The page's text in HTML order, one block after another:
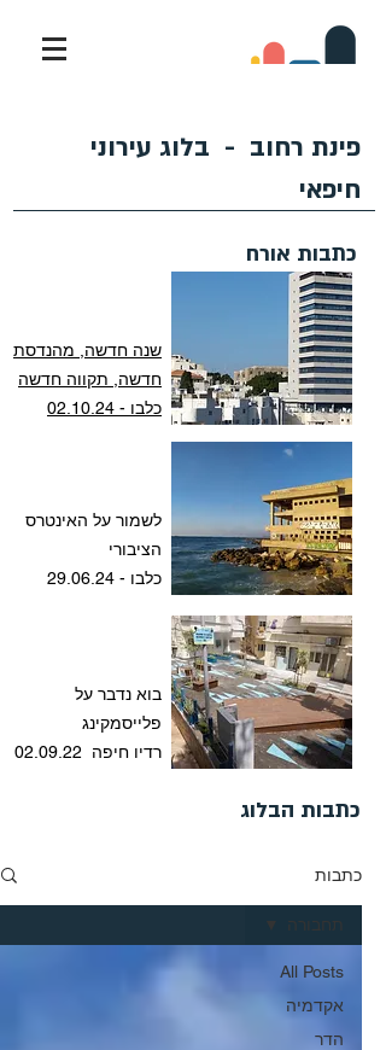
פינת רחוב - בלוג עירוני
חיפאי
כתבות אורח
שנה חדשה, מהנדסת
חדשה, תקווה חדשה
כלבו - 02.10.24
לשמור על האינטרס
הציבורי
כלבו - 29.06.24
בוא נדבר על
פלייסמקינג
רדיו חיפה 02.09.22
כתבות הבלוג
כתבות
All Posts
אקדמיה
הדר
תחבורה